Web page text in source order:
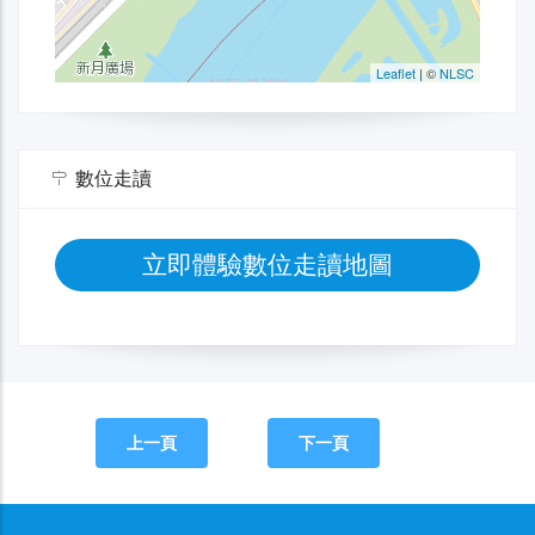
數位走讀
立即體驗數位走讀地圖
上一頁 下一頁